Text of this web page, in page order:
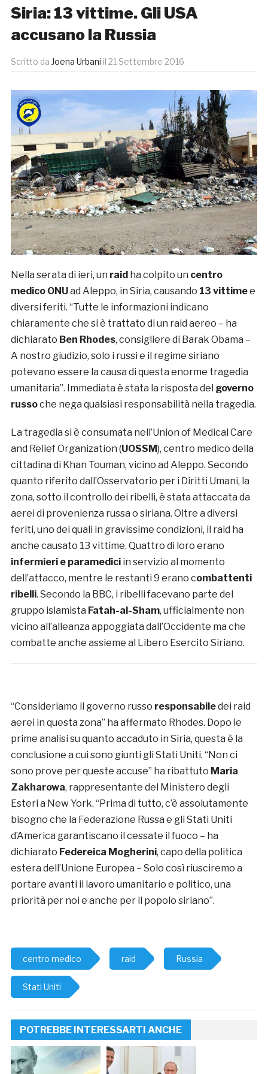
Siria: 13 vittime. Gli USA
accusano la Russia
Scritto da Joena Urbani il 21 Settembre 2016
Nella serata di ieri, un raidha colpito un centro
medico ONUad Aleppo, in Siria, causando 13 vittimee
diversi feriti. “Tutte le informazioni indicano
chiaramente che si è trattato di un raid aereo – ha
dichiarato Ben Rhodes, consigliere di Barak Obama –
A nostro giudizio, solo i russi e il regime siriano
potevano essere la causa di questa enorme tragedia
umanitaria”. Immediata è stata la risposta del governo
russoche nega qualsiasi responsabilità nella tragedia.
La tragedia si è consumata nell’Union of Medical Care
and Relief Organization (UOSSM), centro medico della
cittadina di Khan Touman, vicino ad Aleppo. Secondo
quanto riferito dall’Osservatorio per i Diritti Umani, la
zona, sotto il controllo dei ribelli, è stata attaccata da
aerei di provenienza russa o siriana. Oltre a diversi
feriti, uno dei quali in gravissime condizioni, il raid ha
anche causato 13 vittime. Quattro di loro erano
infermieri e paramediciin servizio al momento
dell’attacco, mentre le restanti 9 erano combattenti
ribelli. Secondo la BBC, i ribelli facevano parte del
gruppo islamista Fatah-al-Sham, ufficialmente non
vicino all’alleanza appoggiata dall’Occidente ma che
combatte anche assieme al Libero Esercito Siriano.
“Consideriamo il governo russo responsabiledei raid
aerei in questa zona” ha affermato Rhodes. Dopo le
prime analisi su quanto accaduto in Siria, questa è la
conclusione a cui sono giunti gli Stati Uniti. “Non ci
sono prove per queste accuse” ha ribattuto Maria
Zakharowa, rappresentante del Ministero degli
Esteri a New York. “Prima di tutto, c’è assolutamente
bisogno che la Federazione Russa e gli Stati Uniti
d’America garantiscano il cessate il fuoco – ha
dichiarato Federeica Mogherini, capo della politica
estera dell’Unione Europea – Solo così riusciremo a
portare avanti il lavoro umanitario e politico, una
priorità per noi e anche per il popolo siriano”.
centro medico raid Russia
Stati Uniti
POTREBBE INTERESSARTI ANCHE